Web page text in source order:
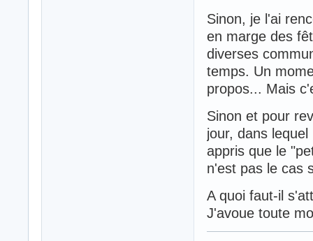
Sinon, je l'ai
en marge des
diverses
temps. Un
propos... Mais
Sinon et pour
jour, dans
appris que le
n'est pas le cas
A quoi faut-il
J'avoue toute